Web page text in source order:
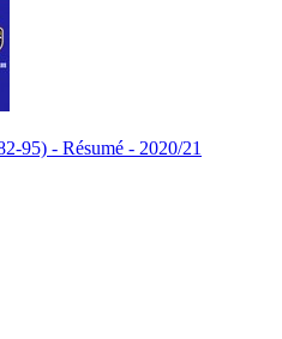
95) - Résumé - 2020/21